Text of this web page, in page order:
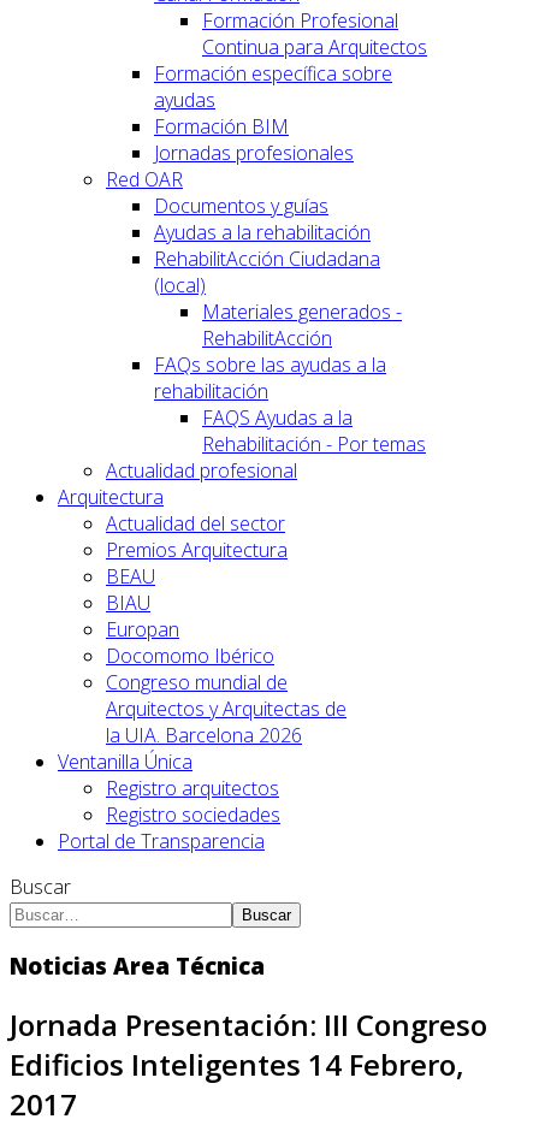
Formación Profesional
Continua para Arquitectos
Formación específica sobre
ayudas
Formación BIM
Jornadas profesionales
Red OAR
Documentos y guías
Ayudas a la rehabilitación
RehabilitAcción Ciudadana
(local)
Materiales generados -
RehabilitAcción
FAQs sobre las ayudas a la
rehabilitación
FAQS Ayudas a la
Rehabilitación - Por temas
Actualidad profesional
Arquitectura
Actualidad del sector
Premios Arquitectura
BEAU
BIAU
Europan
Docomomo Ibérico
Congreso mundial de
Arquitectos y Arquitectas de
la UIA. Barcelona 2026
Ventanilla Única
Registro arquitectos
Registro sociedades
Portal de Transparencia
Buscar
Buscar
Noticias Area Técnica
Jornada Presentación: III Congreso
Edificios Inteligentes 14 Febrero,
2017